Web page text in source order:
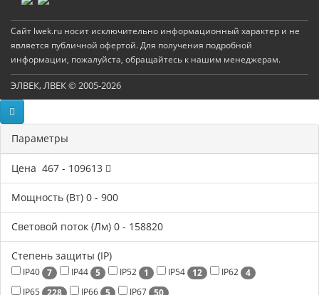
Сайт lwek.ru носит исключительно информационный характер и не
является публичной офертой. Для получения подробной
информации, пожалуйста, обращайтесь к нашим менеджерам.
ЭЛВЕК, ЛВЕК © 2005-2026
Параметры
Цена 467 - 109613
Мощность (Вт) 0 - 900
Световой поток (Лм) 0 - 158820
Степень защиты (IP)
IP40 7 IP44 5 IP52 1 IP54 12 IP62 4
IP65 228 IP66 5 IP67 50